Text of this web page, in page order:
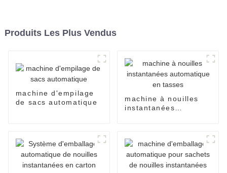
Produits Les Plus Vendus
machine d'empilage
de sacs automatique
machine à nouilles
instantanées